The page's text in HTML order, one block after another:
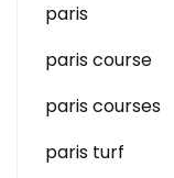
paris
paris course
paris courses
paris turf